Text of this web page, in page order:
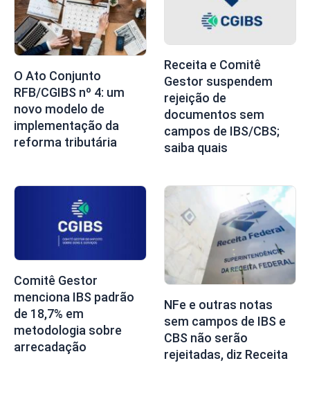
O Ato Conjunto
RFB/CGIBS nº 4: um
novo modelo de
implementação da
reforma tributária
Receita e Comitê
Gestor suspendem
rejeição de
documentos sem
campos de IBS/CBS;
saiba quais
Comitê Gestor
menciona IBS padrão
de 18,7% em
metodologia sobre
arrecadação
NFe e outras notas
sem campos de IBS e
CBS não serão
rejeitadas, diz Receita